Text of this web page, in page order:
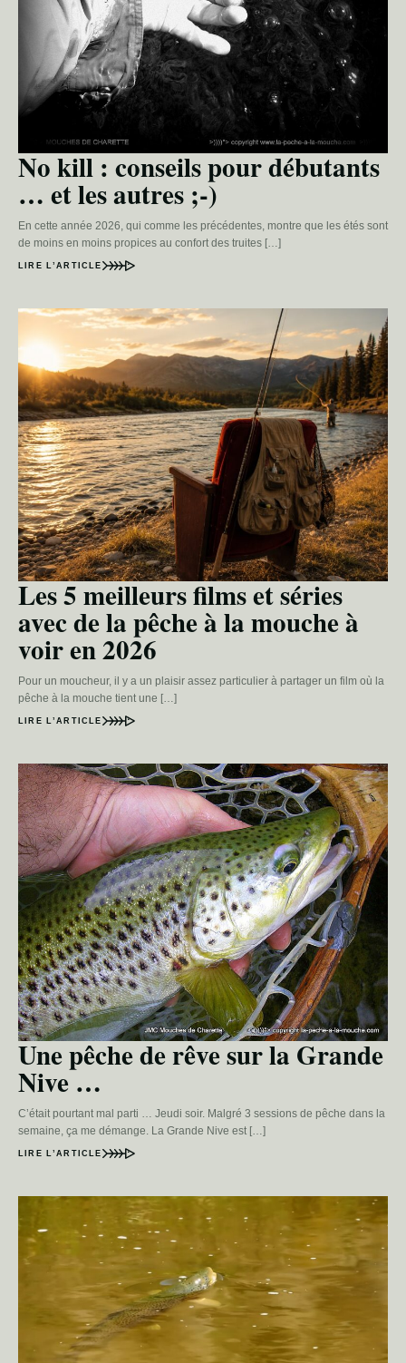
No kill : conseils pour débutants
… et les autres ;-)
En cette année 2026, qui comme les précédentes, montre que les étés sont
de moins en moins propices au confort des truites […]
LIRE L’ARTICLE
Les 5 meilleurs films et séries
avec de la pêche à la mouche à
voir en 2026
Pour un moucheur, il y a un plaisir assez particulier à partager un film où la
pêche à la mouche tient une […]
LIRE L’ARTICLE
Une pêche de rêve sur la Grande
Nive …
C’était pourtant mal parti … Jeudi soir. Malgré 3 sessions de pêche dans la
semaine, ça me démange. La Grande Nive est […]
LIRE L’ARTICLE